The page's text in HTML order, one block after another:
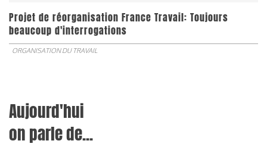
Projet de réorganisation France Travail: Toujours
beaucoup d'interrogations
ORGANISATION DU TRAVAIL
Aujourd'hui
on parle de...